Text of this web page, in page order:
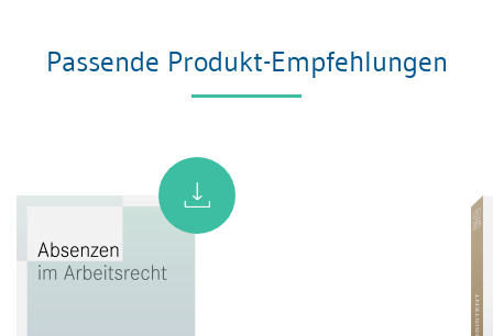
Passende Produkt-Empfehlungen